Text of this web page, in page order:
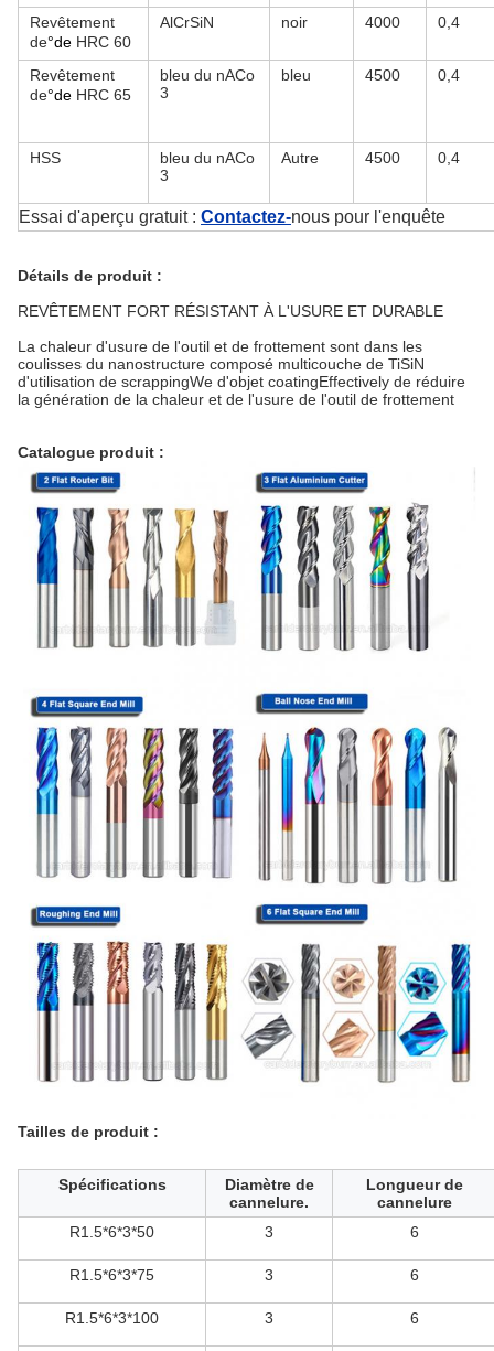
Revêtement
de°de HRC 60
AlCrSiN noir 4000 0,4
Revêtement
de°de HRC 65
bleu du nACo
3
bleu 4500 0,4
HSS
bleu du nACo
3
Autre 4500 0,4
Essai d'aperçu gratuit : Contactez-nous pour l'enquête
Détails de produit :
REVÊTEMENT FORT RÉSISTANT À L'USURE ET DURABLE
La chaleur d'usure de l'outil et de frottement sont dans les
coulisses du nanostructure composé multicouche de TiSiN
d'utilisation de scrappingWe d'objet coatingEffectively de réduire
la génération de la chaleur et de l'usure de l'outil de frottement
Catalogue produit :
Tailles de produit :
Spécifications
Diamètre de
cannelure.
Longueur de
cannelure
R1.5*6*3*50
3 6
R1.5*6*3*75 3 6
R1.5*6*3*100 3 6